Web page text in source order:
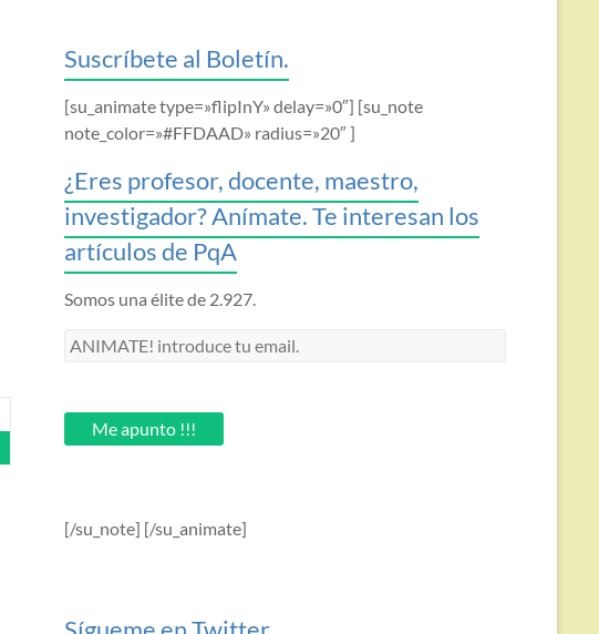
Suscríbete al Boletín.
[su_animate type=»flipInY» delay=»0″] [su_note
note_color=»#FFDAAD» radius=»20″ ]
¿Eres profesor, docente, maestro,
investigador? Anímate. Te interesan los
artículos de PqA
Somos una élite de 2.927.
ANIMATE!
email.Me apunto !!!
[/su_note] [/su_animate]